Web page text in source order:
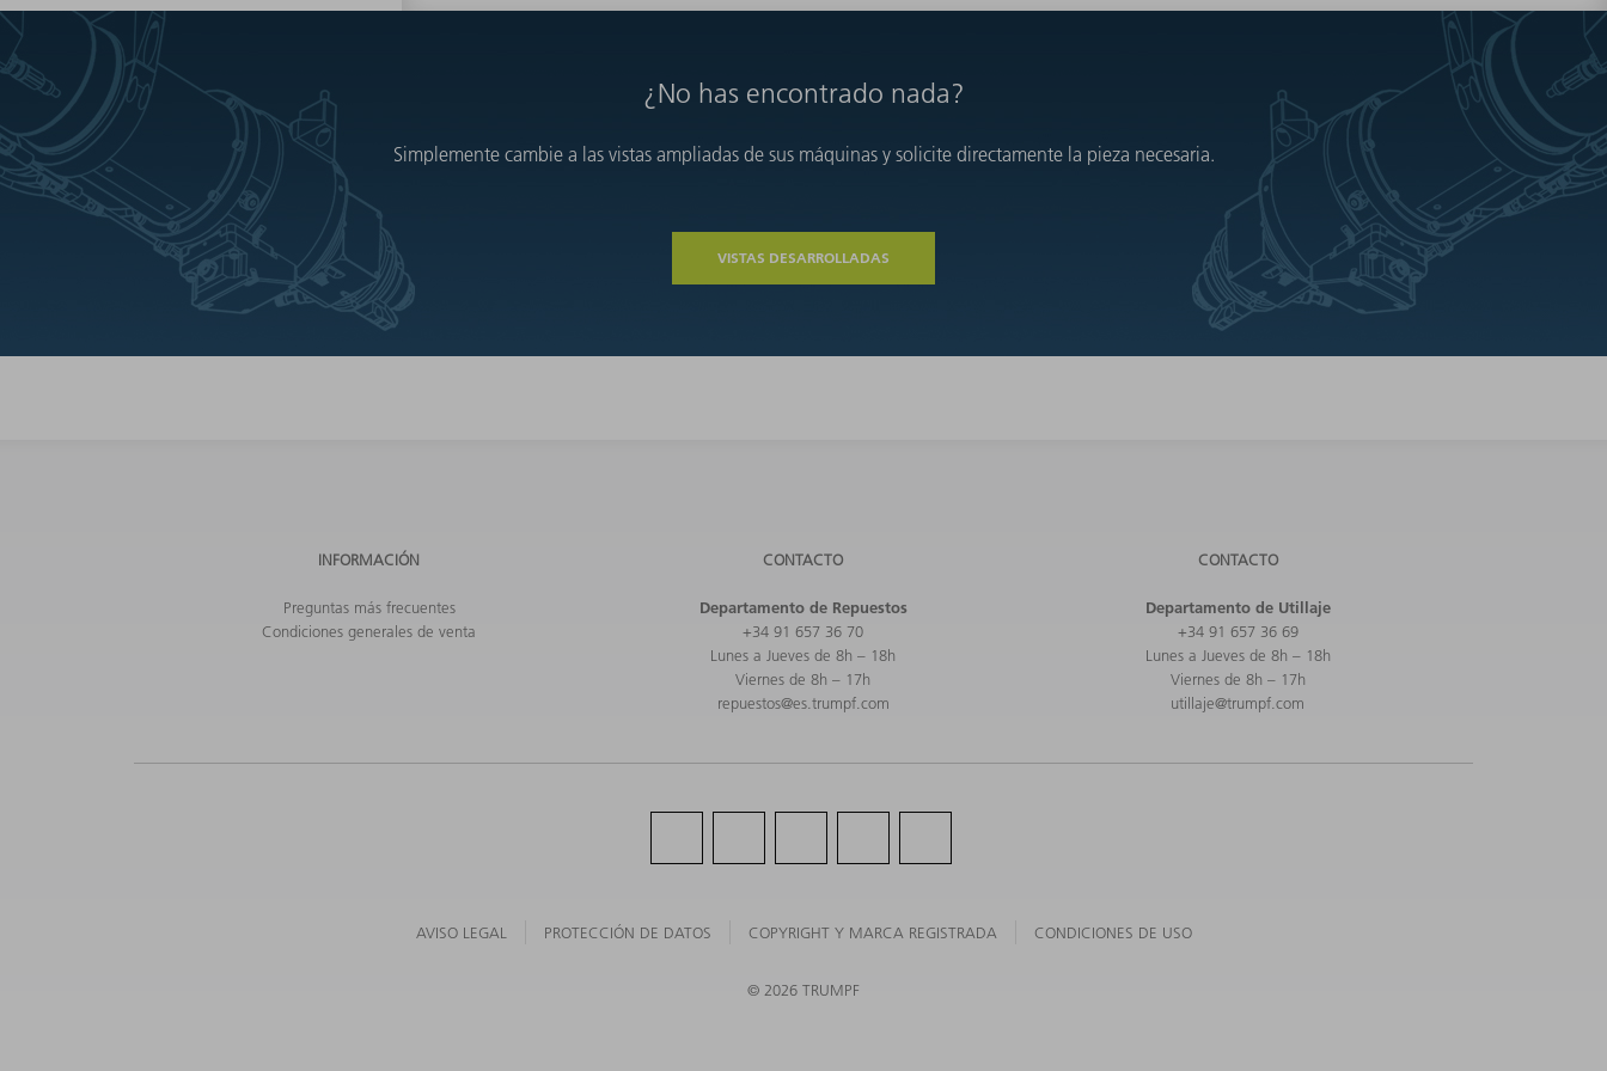
¿No has encontrado nada?
Simplemente cambie a las vistas ampliadas de sus máquinas y solicite directamente la pieza necesaria.
VISTAS DESARROLLADAS
INFORMACIÓN
Preguntas más frecuentes
Condiciones generales de venta
CONTACTO
Departamento de Repuestos
+34 91 657 36 70
Lunes a Jueves de 8h – 18h
Viernes de 8h – 17h
repuestos@es.trumpf.com
CONTACTO
Departamento de Utillaje
+34 91 657 36 69
Lunes a Jueves de 8h – 18h
Viernes de 8h – 17h
utillaje@trumpf.com
AVISO LEGAL PROTECCIÓN DE DATOS COPYRIGHT Y MARCA REGISTRADA CONDICIONES DE USO
© 2026 TRUMPF